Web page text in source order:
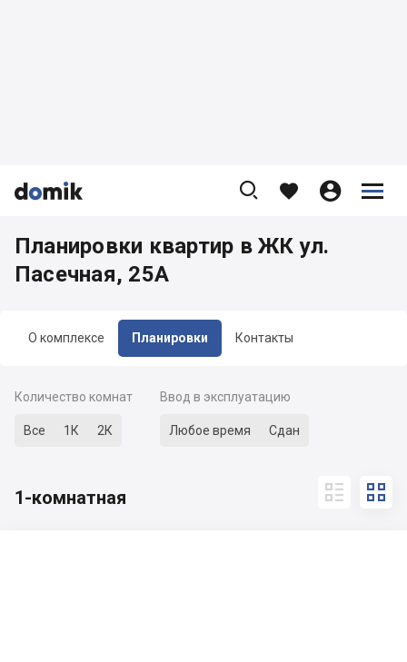


    


О комплексе Планировки Контакты
Планировки квартир в ЖК ул.
Пасечная, 25А
Количество комнат
Все 1К 2К
Ввод в эксплуатацию
Любое время Сдан
1-комнатная  